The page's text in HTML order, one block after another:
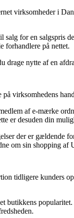
virksomheder i
salg for en
forhandlere på nettet.
drage nytte af en
virksomhedens
af e-mærke
er desuden din
der er gældende
om sin shopping
tidligere kunders
butikkens